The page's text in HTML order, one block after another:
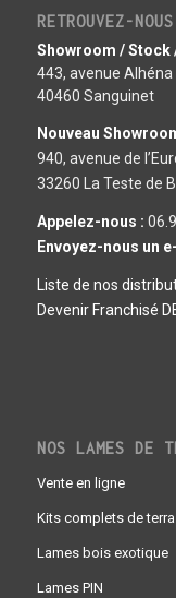
RETROUVEZ-NOUS
Showroom / Stock
443, avenue Alhéna
40460 Sanguinet
Nouveau
940, avenue de
33260 La Teste de
Appelez-nous :
Envoyez-nous un
Liste de nos
Devenir Franchisé
NOS LAMES DE
Vente en ligne
Kits complets de
Lames bois exotique
Lames PIN